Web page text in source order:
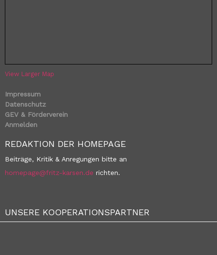
View Larger Map
Impressum
Datenschutz
GEV & Förderverein
Anmelden
REDAKTION DER HOMEPAGE
Beiträge, Kritik & Anregungen bitte an
homepage@fritz-karsen.de richten.
UNSERE KOOPERATIONSPARTNER